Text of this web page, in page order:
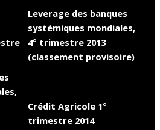
Leverage des banques
systémiques mondiales,
4° trimestre 2013
(classement provisoire)
Crédit Agricole 1°
trimestre 2014